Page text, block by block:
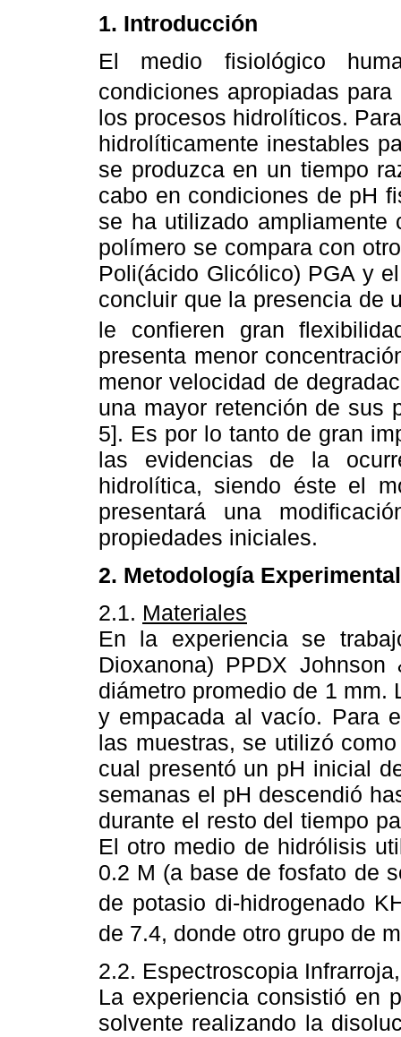
1. Introducción
El medio fisiológico
condiciones apropiadas
los procesos hidrolíticos.
hidrolíticamente inestables
se produzca en un tiempo
cabo en condiciones de pH
se ha utilizado ampliamente
polímero se compara con
Poli(ácido Glicólico) PGA y
concluir que la presencia de
le confieren gran
presenta menor
menor velocidad de
una mayor retención de sus
5]. Es por lo tanto de gran
las evidencias de la
hidrolítica, siendo éste el
presentará una
propiedades iniciales.
2. Metodología Experimental
2.1. Materiales
En la experiencia se
Dioxanona) PPDX
diámetro promedio de 1 mm.
y empacada al vacío. Para
las muestras, se utilizó
cual presentó un pH inicial
semanas el pH descendió
durante el resto del tiempo
El otro medio de hidrólisis
0.2 M (a base de fosfato de
de potasio di-hidrogenado
de 7.4, donde otro grupo de
2.2. Espectroscopia
La experiencia consistió en
solvente realizando la